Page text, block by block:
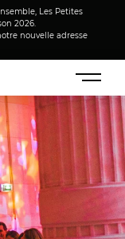
Les Petites
2026.
nouvelle adresse